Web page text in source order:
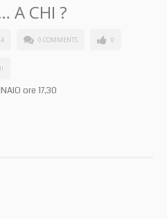
A CHI ?
0 COMMENTS 0
ore 17,30